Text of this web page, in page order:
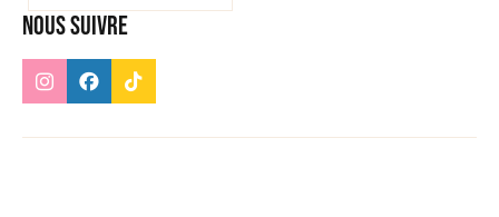
Nous suivre